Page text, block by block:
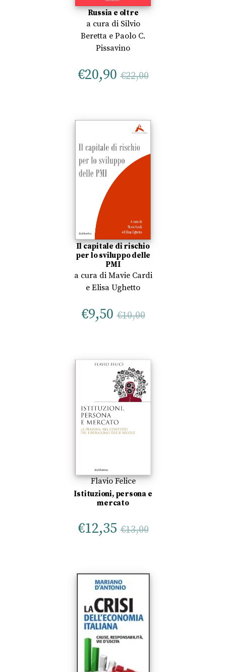
Russia e oltre
a cura di Silvio
Beretta e Paolo C.
Pissavino
€20,90 €22,00
Il capitale di rischio
per lo sviluppo delle
PMI
a cura di Mavie Cardi
e Elisa Ughetto
€9,50 €10,00
Flavio Felice
Istituzioni, persona e
mercato
€12,35 €13,00